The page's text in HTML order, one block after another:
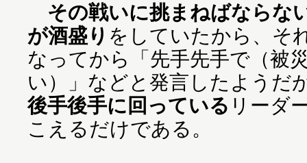
その戦いに挑まねばならな
が酒盛り をしていたから、そ
なってから「先手先手で（被
い）」などと発言したようだ
後手後手に回っている リーダ
こえるだけである。